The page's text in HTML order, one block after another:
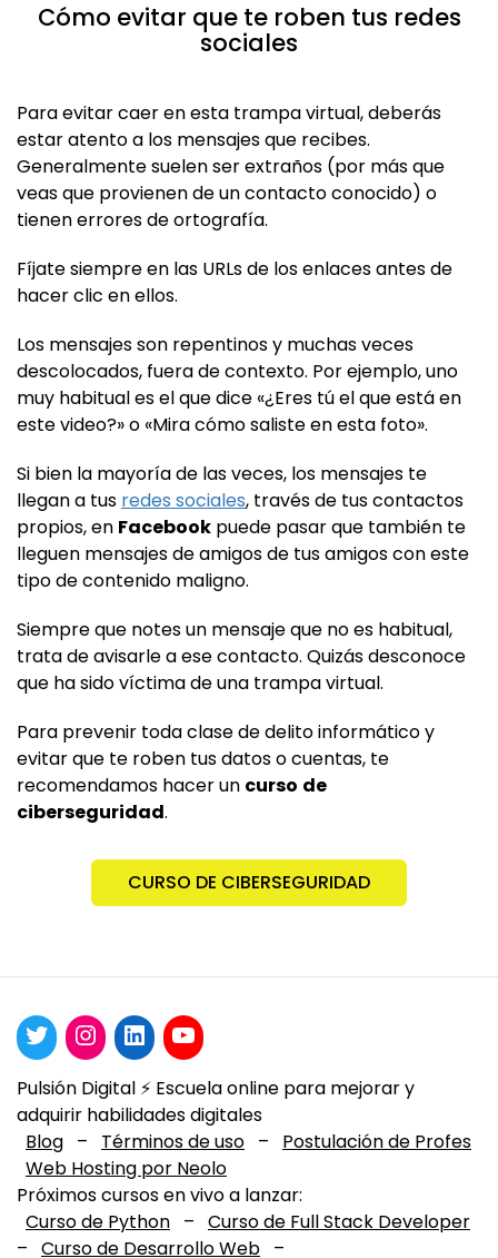
Cómo evitar que te roben tus redes
sociales
Para evitar caer en esta trampa virtual, deberás
estar atento a los mensajes que recibes.
Generalmente suelen ser extraños (por más que
veas que provienen de un contacto conocido) o
tienen errores de ortografía.
Fíjate siempre en las URLs de los enlaces antes de
hacer clic en ellos.
Los mensajes son repentinos y muchas veces
descolocados, fuera de contexto. Por ejemplo, uno
muy habitual es el que dice «¿Eres tú el que está en
este video?» o «Mira cómo saliste en esta foto».
Si bien la mayoría de las veces, los mensajes te
llegan a tus redes sociales, través de tus contactos
propios, en Facebook puede pasar que también te
lleguen mensajes de amigos de tus amigos con este
tipo de contenido maligno.
Siempre que notes un mensaje que no es habitual,
trata de avisarle a ese contacto. Quizás desconoce
que ha sido víctima de una trampa virtual.
Para prevenir toda clase de delito informático y
evitar que te roben tus datos o cuentas, te
recomendamos hacer un curso de
ciberseguridad.
CURSO DE CIBERSEGURIDAD
Pulsión Digital ⚡️ Escuela online para mejorar y
adquirir habilidades digitales
Blog – Términos de uso –
Postulación de Profes
Web Hosting por Neolo
Próximos cursos en vivo a lanzar:
Curso de Python – Curso de Full Stack Developer
– Curso de Desarrollo Web –